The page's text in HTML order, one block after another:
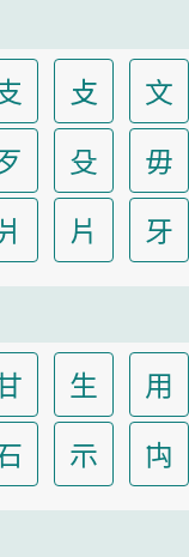
攴 文
殳 毋
片 牙
生 用
示 禸